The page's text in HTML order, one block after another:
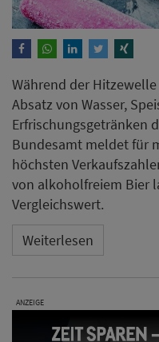
Während der
Absatz von Wasser,
Erfrischungsgetränken
Bundesamt meldet für
höchsten
von alkoholfreiem Bier
Vergleichswert.
Weiterlesen
ANZEIGE